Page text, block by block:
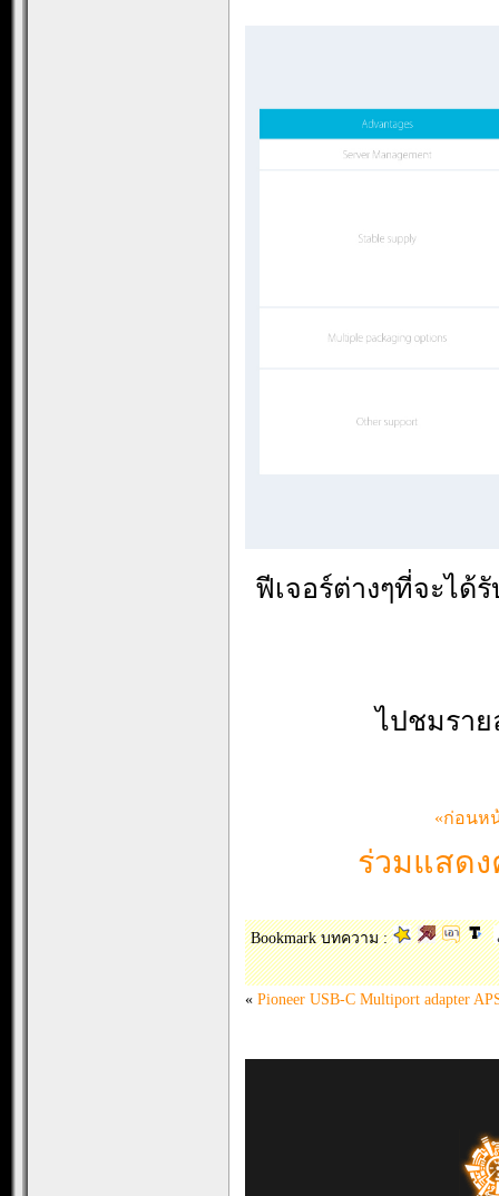
ฟีเจอร์ต่างๆที่จะได้
ไปชมราย
«ก่อนห
ร่วมแสด
Bookmark บทความ :
« Pioneer USB-C Multiport adapter